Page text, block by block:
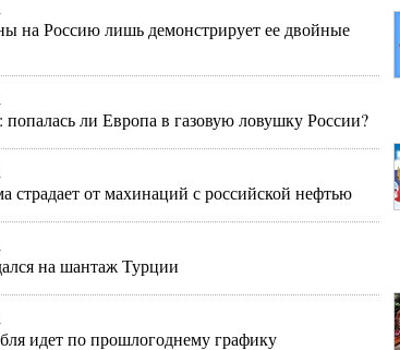
на Россию лишь демонстрирует ее двойные
попалась ли Европа в газовую ловушку России?
страдает от махинаций с российской нефтью
на шантаж Турции
идет по прошлогоднему графику